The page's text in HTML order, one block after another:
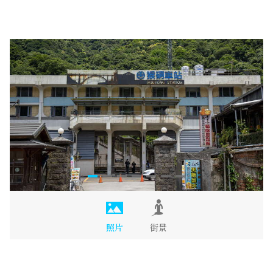
照片 街景